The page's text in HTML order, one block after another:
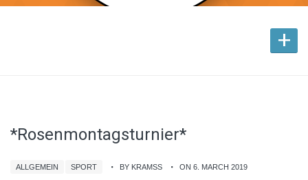
+
*Rosenmontagsturnier*
ALLGEMEIN SPORT BY KRAMSS ON 6. MARCH 2019